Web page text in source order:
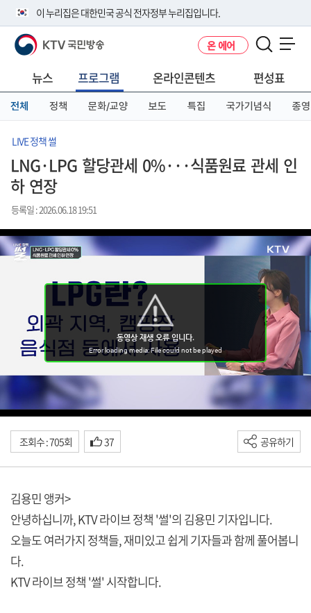
이 누리집은 대한민국 공식 전자정부 누리집입니다.
공식 누리집 주소 확인하기
니다.
이밖에 or.kr 또는 .kr등 다른 도메인 주소를 사용하고 있다면 아래 URL에
서 도메인 주소를 확인해 보세요
KTV 국민방송 온 에어
뉴스 프로그램 온라인콘텐츠 편성표
전체 정책 문화/교양 보도 특집 국가기념식 종영
LIVE 정책 썰
LNG·LPG 할당관세 0%···식품원료 관세 인
하 연장
등록일 : 2026.06.18 19:51
조회수 : 705회 37 공유하기
김용민 앵커>
안녕하십니까, KTV 라이브 정책 '썰'의 김용민 기자입니다.
오늘도 여러가지 정책들, 재미있고 쉽게 기자들과 함께 풀어봅니
다.
KTV 라이브 정책 '썰' 시작합니다.